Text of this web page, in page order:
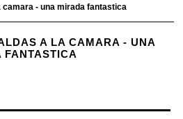
camara - una mirada fantastica
A LA CAMARA - UNA
FANTASTICA